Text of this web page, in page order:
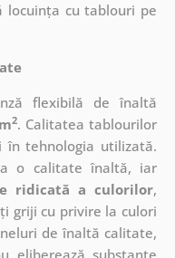
locuința cu tablouri pe
flexibilă de înaltă
2. Calitatea tablourilor
tehnologia utilizată.
o calitate înaltă, iar
ridicată a culorilor,
griji cu privire la culori
de înaltă calitate,